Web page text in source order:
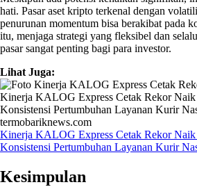
hati. Pasar aset kripto terkenal dengan
penurunan momentum bisa berakibat pada
itu, menjaga strategi yang fleksibel dan
pasar sangat penting bagi para investor.
Lihat Juga:
Kinerja KALOG Express Cetak Rekor Naik
Konsistensi Pertumbuhan Layanan Kurir
Kesimpulan